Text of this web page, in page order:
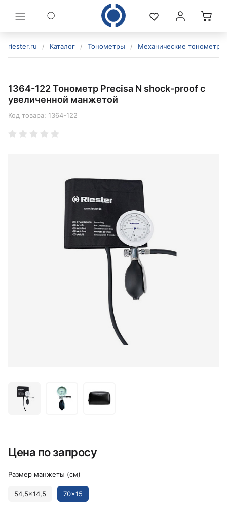
riester.ru / Каталог / Тонометры / Механические тонометры
1364-122 Тонометр Precisa N shock-proof с
увеличенной манжетой
Код товара: 1364-122
Цена по запросу
Размер манжеты (см)
54,5x14,5 70x15
политикой конфиденциальности